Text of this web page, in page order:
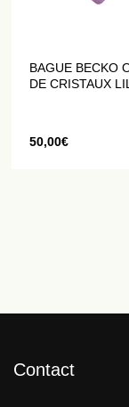
BAGUE BECKO
DE CRISTAUX
50,00€
Contact